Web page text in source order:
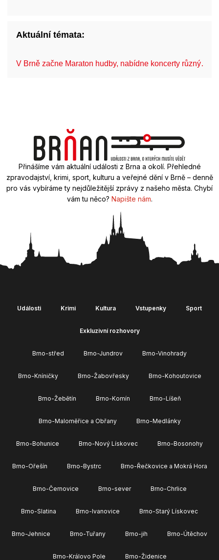
Aktuální témata:
V Brně začne Maraton hudby, nabídne koncerty různý…
Přinášíme vám aktuální události z Brna a okolí. Přehledné
zpravodajství, krimi, sport, kulturu a veřejné dění v Brně – denně
pro vás vybíráme ty nejdůležitější zprávy z našeho města. Chybí
vám tu něco? Napište nám.
Události Krimi Kultura Vstupenky Sport
Exkluzivní rozhovory
Brno-střed Brno-Jundrov Brno-Vinohrady
Brno-Kníničky Brno-Žabovřesky Brno-Kohoutovice
Brno-Žebětín Brno-Komín Brno-Líšeň
Brno-Maloměřice a Obřany Brno-Medlánky
Brno-Bohunice Brno-Nový Lískovec Brno-Bosonohy
Brno-Ořešín Brno-Bystrc Brno-Řečkovice a Mokrá Hora
Brno-Černovice Brno-sever Brno-Chrlice
Brno-Slatina Brno-Ivanovice Brno-Starý Lískovec
Brno-Jehnice Brno-Tuřany Brno-jih Brno-Útěchov
Brno-Královo Pole Brno-Židenice